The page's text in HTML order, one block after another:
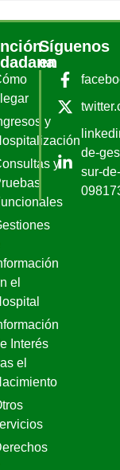
y
y
el
Interés
el
Síguenos
en
de-
sur-